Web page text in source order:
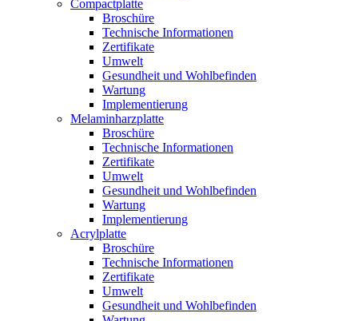
Compactplatte
Broschüre
Technische Informationen
Zertifikate
Umwelt
Gesundheit und Wohlbefinden
Wartung
Implementierung
Melaminharzplatte
Broschüre
Technische Informationen
Zertifikate
Umwelt
Gesundheit und Wohlbefinden
Wartung
Implementierung
Acrylplatte
Broschüre
Technische Informationen
Zertifikate
Umwelt
Gesundheit und Wohlbefinden